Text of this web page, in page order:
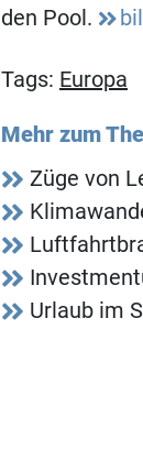
den Pool.
Tags: Europa
Mehr zum
Züge von
Urlaub im